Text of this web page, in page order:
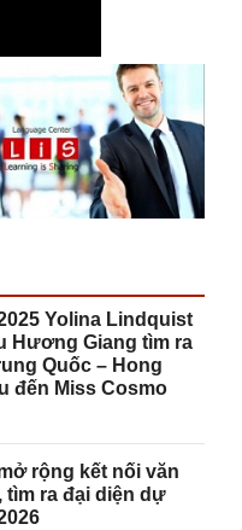
Yolina Lindquist
Hương Giang tìm ra
Quốc – Hong
đến Miss Cosmo
rộng kết nối văn
tìm ra đại diện dự